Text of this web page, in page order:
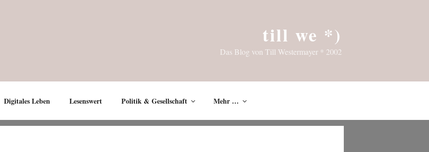
till we *)
Das Blog von Till Westermayer * 2002
Digitales Leben Lesenswert Politik & Gesellschaft Mehr …